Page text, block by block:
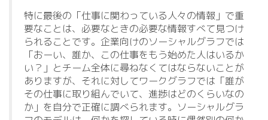
特に最後の「仕事に関わっている人々の情報」で重
要なことは、必要なときの必要な情報すべて見つけ
られることです。企業向けのソーシャルグラフでは
「おーい、誰か、この仕事をもう始めた人はいるか
い？」とチーム全体に尋ねなくてはならないことが
ありますが、それに対してワークグラフでは「誰が
その仕事に取り組んでいて、進捗はどのくらいなの
か」を自分で正確に調べられます。ソーシャルグラ